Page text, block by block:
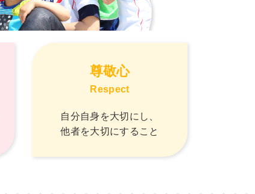
尊敬心
Respect
自分自身を大切にし、
他者を大切にすること